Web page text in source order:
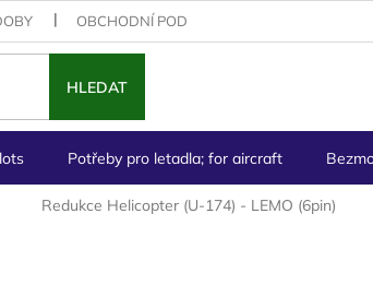
OBCHODNÍ PODMÍNKY PODMÍNKY
HLEDAT
Potřeby pro letadla; for aircraft
Redukce Helicopter (U-174) - LEMO (6pin)